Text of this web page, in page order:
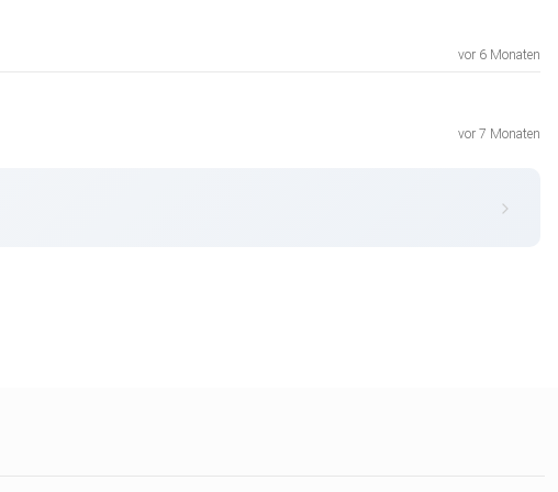
vor 6 Monaten
vor 7 Monaten